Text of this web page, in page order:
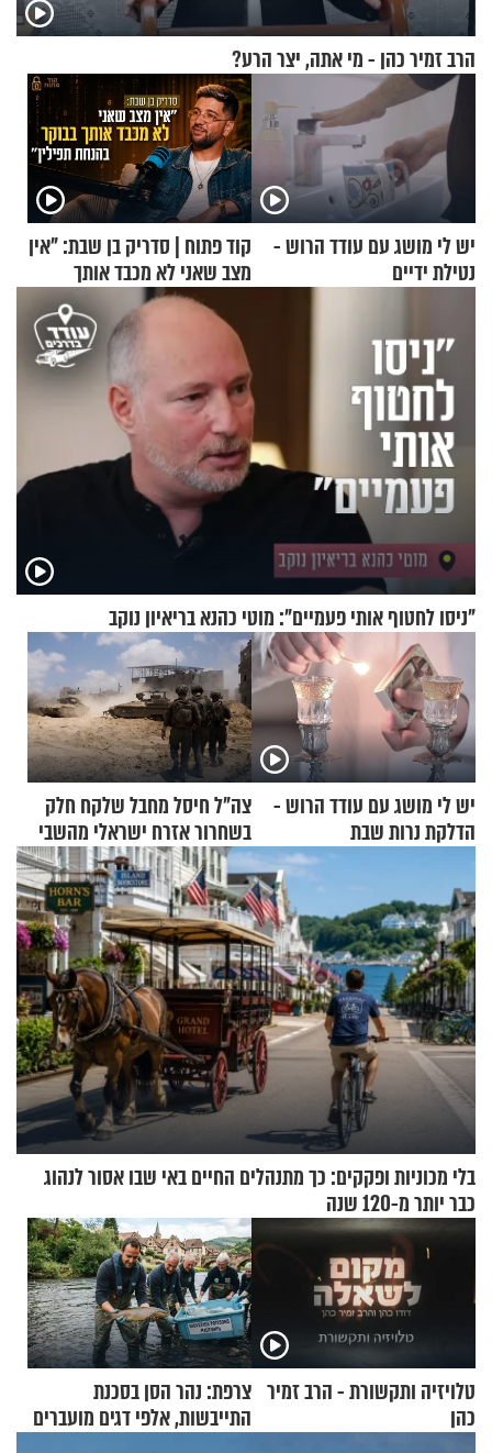
הרב זמיר כהן - מי אתה, יצר הרע?
יש לי מושג עם עודד הרוש -
נטילת ידיים
קוד פתוח | סדריק בן שבת: "אין
מצב שאני לא מכבד אותך
בבוקר בהנחת תפילין"
"ניסו לחטוף אותי פעמיים": מוטי כהנא בריאיון נוקב
יש לי מושג עם עודד הרוש -
הדלקת נרות שבת
צה"ל חיסל מחבל שלקח חלק
בשחרור אזרח ישראלי מהשבי
בלי מכוניות ופקקים: כך מתנהלים החיים באי שבו אסור לנהוג
כבר יותר מ-120 שנה
טלויזיה ותקשורת - הרב זמיר
כהן
צרפת: נהר הסן בסכנת
התייבשות, אלפי דגים מועברים